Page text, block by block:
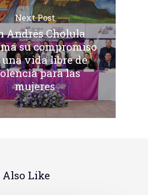
Next Post
Andrés Cholula
su compromiso
vida libre de
para las
mujeres
Like